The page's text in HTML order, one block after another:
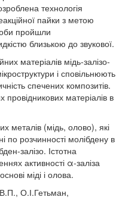
технологія
пайки з метою
пройшли
близькою до звукової.
матеріалів мідь-залізо-
і сповільнюють
спечених композитів.
матеріалів в
металів (мідь, олово), які
по розчинності молібдену в
залізо. Істотна
активності α-заліза
міді і олова.
О.І.Гетьман,